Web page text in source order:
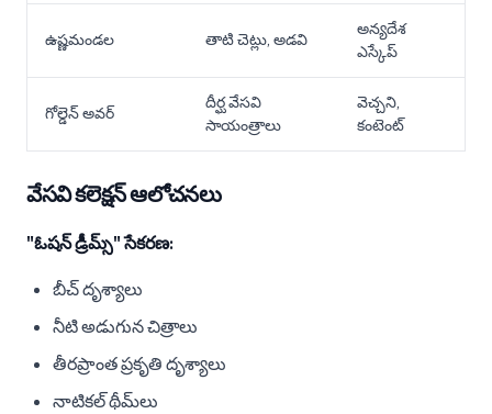
ఉష్ణమండల తాటి చెట్లు, అడవి
అన్యదేశ
ఎస్కేప్
గోల్డెన్ అవర్
దీర్ఘ వేసవి
సాయంత్రాలు
వెచ్చని,
కంటెంట్
వేసవి కలెక్షన్ ఆలోచనలు
"ఓషన్ డ్రీమ్స్" సేకరణ:
బీచ్ దృశ్యాలు
నీటి అడుగున చిత్రాలు
తీరప్రాంత ప్రకృతి దృశ్యాలు
నాటికల్ థీమ్‌లు